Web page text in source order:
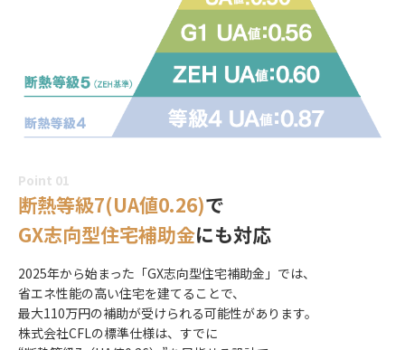
Point 01
断熱等級7(UA値0.26)で
GX志向型住宅補助金にも対応
2025年から始まった「GX志向型住宅補助金」では、
省エネ性能の高い住宅を建てることで、
最大110万円の補助が受けられる可能性があります。
株式会社CFLの標準仕様は、すでに